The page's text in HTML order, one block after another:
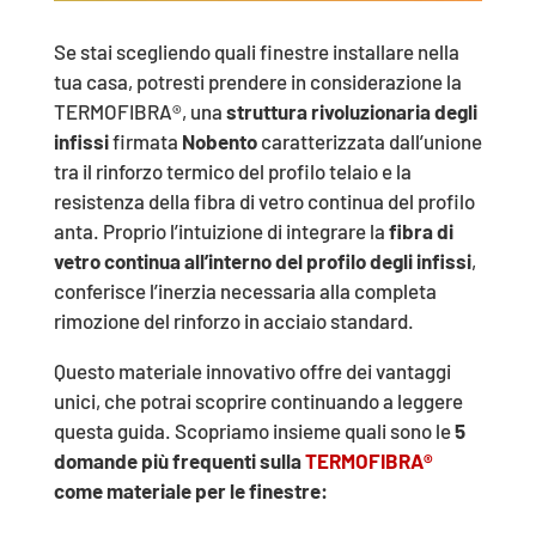
Se stai scegliendo quali finestre installare nella
tua casa, potresti prendere in considerazione la
TERMOFIBRA®, una struttura rivoluzionaria degli
infissifirmata Nobentocaratterizzata dall’unione
tra il rinforzo termico del profilo telaio e la
resistenza della fibra di vetro continua del profilo
anta. Proprio l’intuizione di integrare la fibra di
vetro continua all’interno del profilo degli infissi,
conferisce l’inerzia necessaria alla completa
rimozione del rinforzo in acciaio standard.
Questo materiale innovativo offre dei vantaggi
unici, che potrai scoprire continuando a leggere
questa guida. Scopriamo insieme quali sono le5
domande più frequentisullaTERMOFIBRA®
come materiale per le finestre: